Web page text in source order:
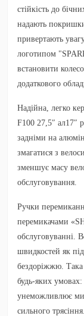
стійкість до
надають
привертають
логотипом
встановити
додаткового
Надійна, легко
F100 27,5″ ал17″
задніми на
змагатися з
зменшує масу
обслуговування.
Ручки
перемикачами
обслуговуванні.
швидкостей як
бездоріжжю. Така
будь-яких
унеможливлює
сильного трясіння.